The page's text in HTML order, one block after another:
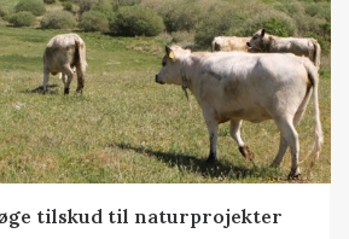
tilskud til naturprojekter